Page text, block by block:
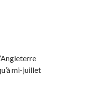
mi-juillet